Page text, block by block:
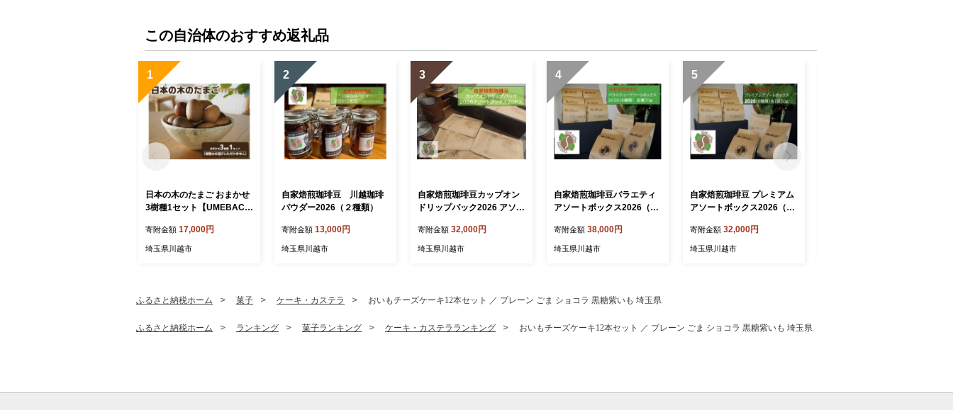
この自治体のおすすめ返礼品
1
日本の木のたまご おまかせ
3樹種1セット【UMEBACHI
寄附金額 17,000円
埼玉県川越市
2
自家焙煎珈琲豆 川越珈琲
パウダー2026（２種類）
寄附金額 13,000円
埼玉県川越市
3
自家焙煎珈琲豆カップオン
ドリップパック2026 アソー
類×5P）
寄附金額 32,000円
埼玉県川越市
4
自家焙煎珈琲豆バラエティ
アソートボックス2026（6
寄附金額 38,000円
埼玉県川越市
5
自家焙煎珈琲豆 プレミアム
アソートボックス2026（８
寄附金額 32,000円
埼玉県川越市
ふるさと納税ホーム 菓子 ケーキ・カステラ おいもチーズケーキ12本セット ／ プレーン ごま ショコラ 黒糖紫いも 埼玉県
ふるさと納税ホーム ランキング 菓子ランキング ケーキ・カステラランキング おいもチーズケーキ12本セット ／ プレーン ごま ショコラ 黒糖紫いも 埼玉県